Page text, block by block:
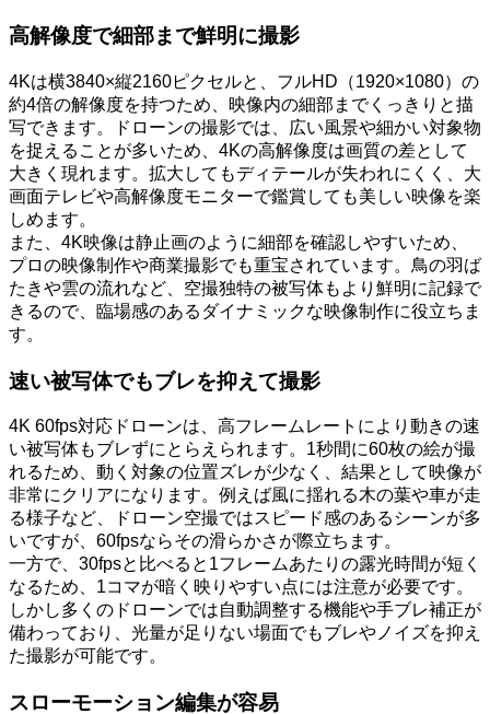
高解像度で細部まで鮮明に撮影
4Kは横3840×縦2160ピクセルと、フルHD（1920×1080）の
約4倍の解像度を持つため、映像内の細部までくっきりと描
写できます。ドローンの撮影では、広い風景や細かい対象物
を捉えることが多いため、4Kの高解像度は画質の差として
大きく現れます。拡大してもディテールが失われにくく、大
画面テレビや高解像度モニターで鑑賞しても美しい映像を楽
しめます。
また、4K映像は静止画のように細部を確認しやすいため、
プロの映像制作や商業撮影でも重宝されています。鳥の羽ば
たきや雲の流れなど、空撮独特の被写体もより鮮明に記録で
きるので、臨場感のあるダイナミックな映像制作に役立ちま
す。
速い被写体でもブレを抑えて撮影
4K 60fps対応ドローンは、高フレームレートにより動きの速
い被写体もブレずにとらえられます。1秒間に60枚の絵が撮
れるため、動く対象の位置ズレが少なく、結果として映像が
非常にクリアになります。例えば風に揺れる木の葉や車が走
る様子など、ドローン空撮ではスピード感のあるシーンが多
いですが、60fpsならその滑らかさが際立ちます。
一方で、30fpsと比べると1フレームあたりの露光時間が短く
なるため、1コマが暗く映りやすい点には注意が必要です。
しかし多くのドローンでは自動調整する機能や手ブレ補正が
備わっており、光量が足りない場面でもブレやノイズを抑え
た撮影が可能です。
スローモーション編集が容易